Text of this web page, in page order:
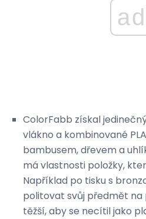
ad
ColorFabb získal
vlákno a kombinované
bambusem, dřevem a
má vlastnosti položky,
Například po tisku s
politovat svůj předmět
těžší, aby se necítil jako